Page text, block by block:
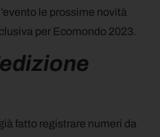
le prossime novità
per Ecomondo 2023.
fatto registrare numeri da